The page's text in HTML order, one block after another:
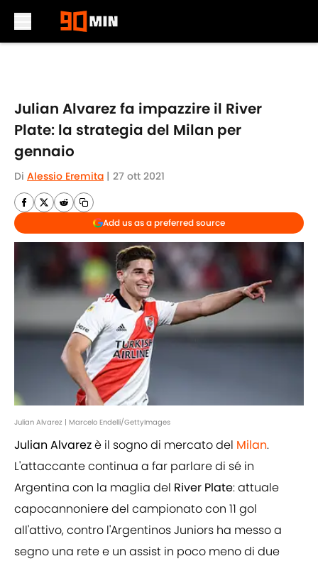
Julian Alvarez fa impazzire il River
Plate: la strategia del Milan per
gennaio
Di Alessio Eremita | 27 ott 2021
Add us as a preferred source
Julian Alvarez | Marcelo Endelli/GettyImages
Julian Alvarezè il sogno di mercato del Milan.
L'attaccante continua a far parlare di sé in
Argentina con la maglia del River Plate: attuale
capocannoniere del campionato con 11 gol
all'attivo, contro l'Argentinos Juniors ha messo a
segno una rete e un assist in poco meno di due